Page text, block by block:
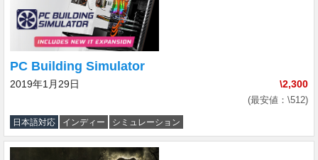
PC Building Simulator
2019年1月29日 \2,300
(最安値：\512)
日本語対応 インディー シミュレーション